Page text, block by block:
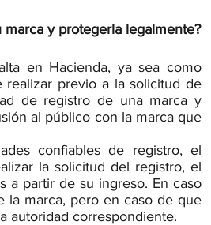
y protegerla legalmente?
en Hacienda, ya sea como
realizar previo a la solicitud de
de registro de una marca y
al público con la marca que
confiables de registro, el
la solicitud del registro, el
a partir de su ingreso. En caso
la marca, pero en caso de que
autoridad correspondiente.